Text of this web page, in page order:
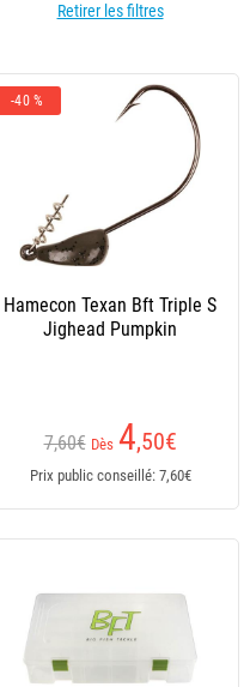
Retirer les filtres
-40 %
Hamecon Texan Bft Triple S
Jighead Pumpkin
7,60€ Dès 4,50€
Prix public conseillé: 7,60€